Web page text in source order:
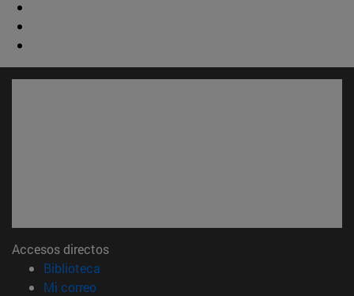
Accesos directos
Biblioteca
Mi correo(abre en nueva ventana)